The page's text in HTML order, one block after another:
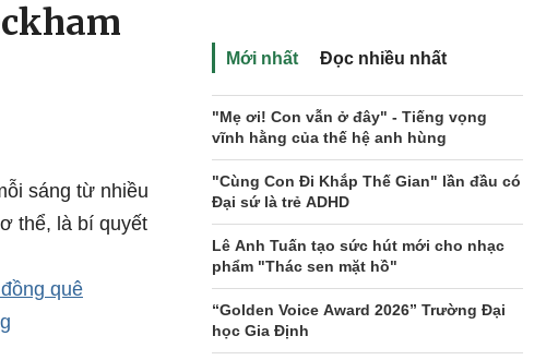
sáng từ nhiều
thể, là bí quyết
quê
Mới nhất Đọc nhiều nhất
"Mẹ ơi! Con vẫn ở đây" - Tiếng vọng
vĩnh hằng của thế hệ anh hùng
"Cùng Con Đi Khắp Thế Gian" lần đầu có
Đại sứ là trẻ ADHD
Lê Anh Tuấn tạo sức hút mới cho nhạc
phẩm "Thác sen mặt hồ"
“Golden Voice Award 2026” Trường Đại
học Gia Định